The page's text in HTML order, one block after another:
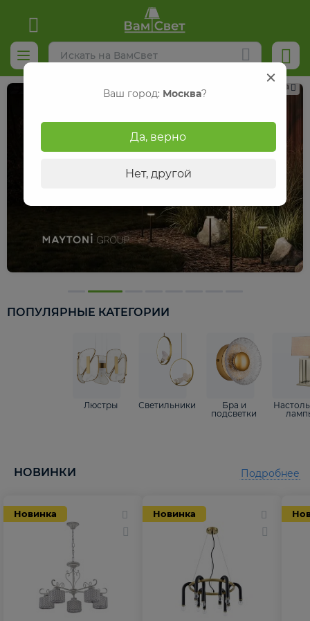
Реклама
ПОПУЛЯРНЫЕ КАТЕГОРИИ
Люстры Светильники
Бра и
подсветки
НОВИНКИ
Новинка Новинка
Подробнее
Ваш город: Москва?
Да, верно
Нет, другой